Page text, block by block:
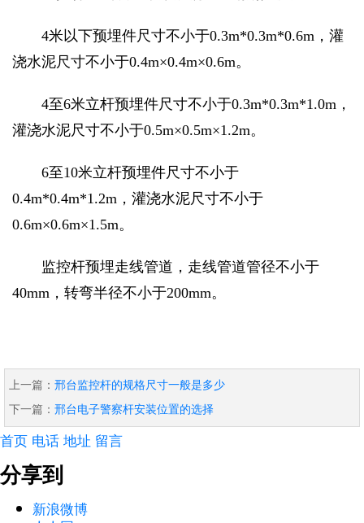
4米以下预埋件尺寸不小于0.3m*0.3m*0.6m，灌
浇水泥尺寸不小于0.4m×0.4m×0.6m。
4至6米立杆预埋件尺寸不小于0.3m*0.3m*1.0m，
灌浇水泥尺寸不小于0.5m×0.5m×1.2m。
6至10米立杆预埋件尺寸不小于
0.4m*0.4m*1.2m，灌浇水泥尺寸不小于
0.6m×0.6m×1.5m。
监控杆预埋走线管道，走线管道管径不小于
40mm，转弯半径不小于200mm。
上一篇： 邢台监控杆的规格尺寸一般是多少
下一篇： 邢台电子警察杆安装位置的选择
首页 电话 地址 留言
分享到
新浪微博